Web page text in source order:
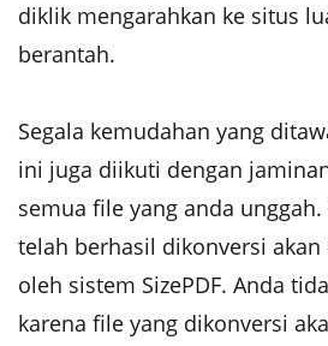
diklik mengarahkan ke situs
berantah.
Segala kemudahan yang
ini juga diikuti dengan
semua file yang anda
telah berhasil dikonversi akan
oleh sistem SizePDF. Anda
karena file yang dikonversi